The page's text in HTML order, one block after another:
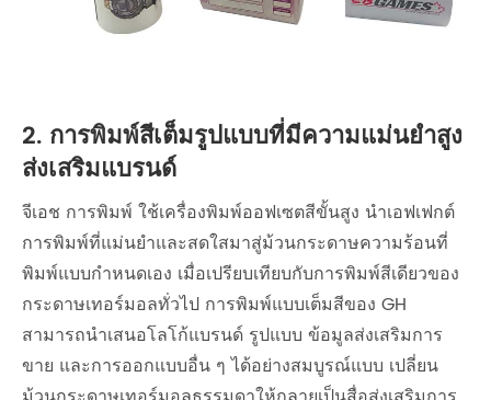
2. การพิมพ์สีเต็มรูปแบบที่มีความแม่นยำสูง
ส่งเสริมแบรนด์
จีเอช การพิมพ์ ใช้เครื่องพิมพ์ออฟเซตสีขั้นสูง นำเอฟเฟกต์
การพิมพ์ที่แม่นยำและสดใสมาสู่ม้วนกระดาษความร้อนที่
พิมพ์แบบกำหนดเอง เมื่อเปรียบเทียบกับการพิมพ์สีเดียวของ
กระดาษเทอร์มอลทั่วไป การพิมพ์แบบเต็มสีของ GH
สามารถนำเสนอโลโก้แบรนด์ รูปแบบ ข้อมูลส่งเสริมการ
ขาย และการออกแบบอื่น ๆ ได้อย่างสมบูรณ์แบบ เปลี่ยน